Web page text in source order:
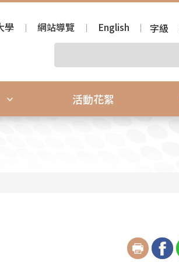
學 網站導覽 English 字級
活動花絮